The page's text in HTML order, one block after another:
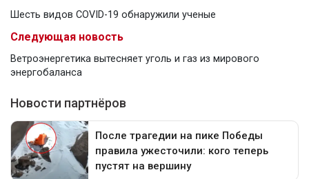
Шесть видов COVID-19 обнаружили ученые
Следующая новость
Ветроэнергетика вытесняет уголь и газ из мирового
энергобаланса